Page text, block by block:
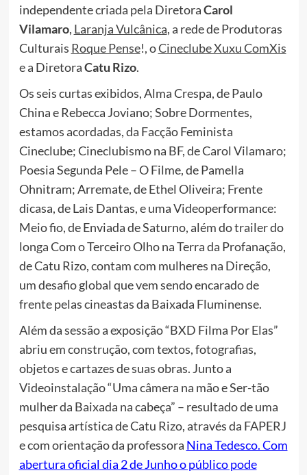
independente criada pela DiretoraCarol
Vilamaro, Laranja Vulcânica, a rede de Produtoras
Culturais Roque Pense!, oCineclube Xuxu ComXis
e a DiretoraCatu Rizo.
Os seis curtas exibidos, Alma Crespa, de Paulo
China e Rebecca Joviano; Sobre Dormentes,
estamos acordadas, da Facção Feminista
Cineclube; Cineclubismo na BF, de Carol Vilamaro;
Poesia Segunda Pele – O Filme, de Pamella
Ohnitram; Arremate, de Ethel Oliveira; Frente
dicasa, de Lais Dantas, e uma Videoperformance:
Meio fio, de Enviada de Saturno, além do trailer do
longa Com o Terceiro Olho na Terra da Profanação,
de Catu Rizo, contam com mulheres na Direção,
um desafio global que vem sendo encarado de
frente pelas cineastas da Baixada Fluminense.
Além da sessão a exposição “BXD Filma Por Elas”
abriu em construção, com textos, fotografias,
objetos e cartazes de suas obras. Junto a
Videoinstalação “Uma câmera na mão e Ser-tão
mulher da Baixada na cabeça” – resultado de uma
pesquisa artística de Catu Rizo, através da FAPERJ
e com orientação da professora Nina Tedesco. Com
abertura oficial dia 2 de Junho o público pode